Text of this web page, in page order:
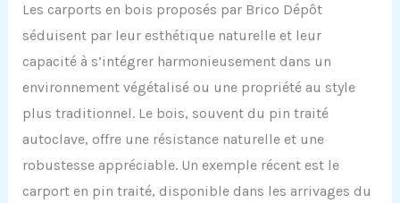
Les carports en bois proposés par Brico Dépôt
séduisent par leur esthétique naturelle et leur
capacité à s’intégrer harmonieusement dans un
environnement végétalisé ou une propriété au style
plus traditionnel. Le bois, souvent du pin traité
autoclave, offre une résistance naturelle et une
robustesse appréciable. Un exemple récent est le
carport en pin traité, disponible dans les arrivages du